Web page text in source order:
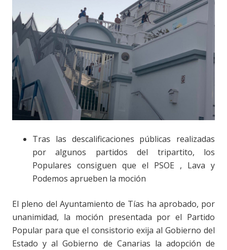
Tras las descalificaciones públicas realizadas
por algunos partidos del tripartito, los
Populares consiguen que el PSOE , Lava y
Podemos aprueben la moción
El pleno del Ayuntamiento de Tías ha aprobado, por
unanimidad, la moción presentada por el Partido
Popular para que el consistorio exija al Gobierno del
Estado y al Gobierno de Canarias la adopción de